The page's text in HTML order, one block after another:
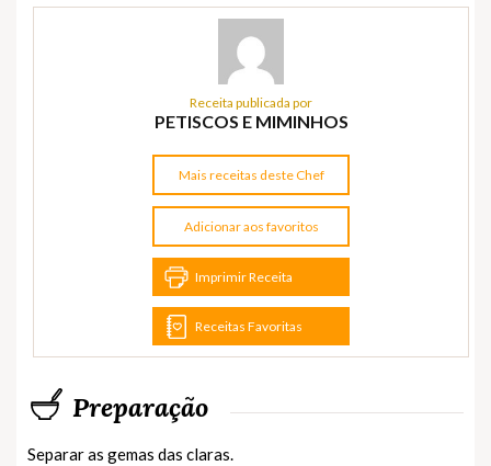
Receita publicada por
PETISCOS E MIMINHOS
Mais receitas deste Chef
Adicionar aos favoritos
Imprimir Receita
Receitas Favoritas
Preparação
Separar as gemas das claras.